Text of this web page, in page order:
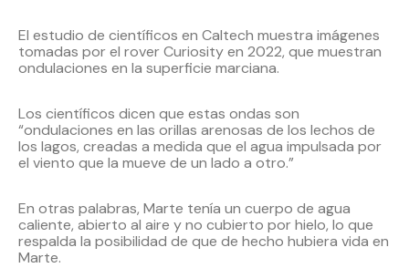
El estudio de científicos en Caltech muestra imágenes
tomadas por el rover Curiosity en 2022, que muestran
ondulaciones en la superficie marciana.
Los científicos dicen que estas ondas son
“ondulaciones en las orillas arenosas de los lechos de
los lagos, creadas a medida que el agua impulsada por
el viento que la mueve de un lado a otro.”
En otras palabras, Marte tenía un cuerpo de agua
caliente, abierto al aire y no cubierto por hielo, lo que
respalda la posibilidad de que de hecho hubiera vida en
Marte.